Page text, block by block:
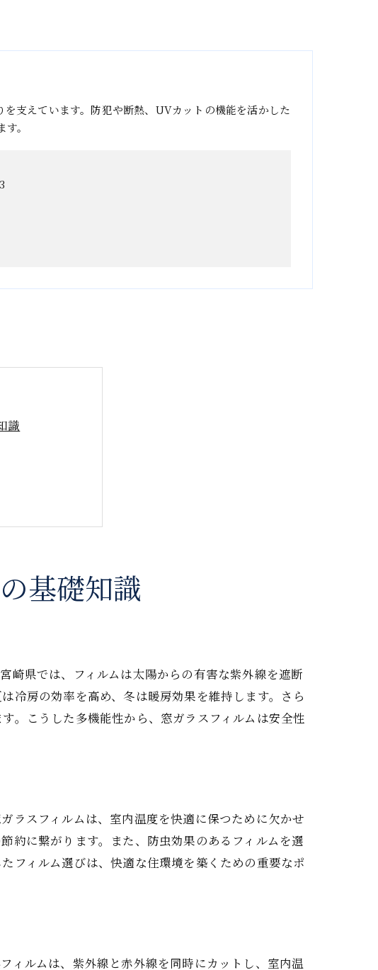
支えています。防犯や断熱、UVカットの機能を活かした
。
識
の対策法
基礎知識
崎県では、フィルムは太陽からの有害な紫外線を遮断
冷房の効率を高め、冬は暖房効果を維持します。さら
。こうした多機能性から、窓ガラスフィルムは安全性
ラスフィルムは、室内温度を快適に保つために欠かせ
約に繋がります。また、防虫効果のあるフィルムを選
フィルム選びは、快適な住環境を築くための重要なポ
ィルムは、紫外線と赤外線を同時にカットし、室内温